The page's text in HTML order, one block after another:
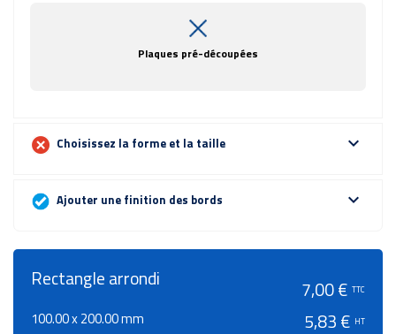
Plaques pré-découpées
Choisissez la forme et la taille expand_more
Ajouter une finition des bords expand_more
Rectangle arrondi
100.00 x 200.00 mm
7,00 € TTC
5,83 € HT